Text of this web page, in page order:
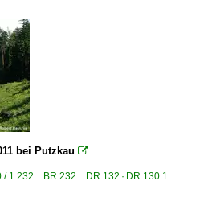
'Pomeranč'
262.0 'Dvaasedesátka'
bei Putzkau 
/ 1 232 BR 232 DR 132 · DR 130.1